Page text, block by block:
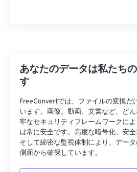
あなたのデータは私たち
す
FreeConvertでは、ファイルの変換だ
います。画像、動画、文書など、ど
牢なセキュリティフレームワークに
は常に安全です。高度な暗号化、安全
そして綿密な監視体制により、デー
側面から確保しています。